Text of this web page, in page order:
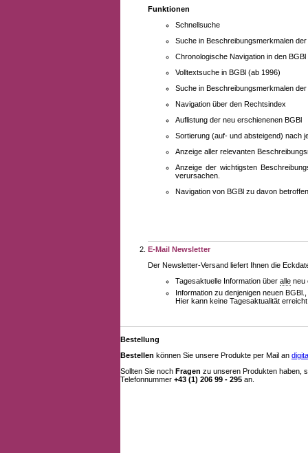
Funktionen
Schnellsuche
Suche in Beschreibungsmerkmalen
Chronologische Navigation in den BGBl
Volltextsuche in BGBl (ab 1996)
Suche in Beschreibungsmerkmalen
Navigation über den Rechtsindex
Auflistung der neu erschienenen BGBl
Sortierung (auf- und absteigend) nach
Anzeige aller relevanten
Anzeige der wichtigsten
verursachen.
Navigation von BGBl zu davon
E-Mail Newsletter
Der Newsletter-Versand liefert Ihnen die
Tagesaktuelle Information über alle neu
Information zu denjenigen neuen
Hier kann keine Tagesaktualität
Bestellung
Bestellen können Sie unsere Produkte per Mail an
Sollten Sie noch Fragen zu unseren Produkten haben,
Telefonnummer +43 (1) 206 99 - 295 an.